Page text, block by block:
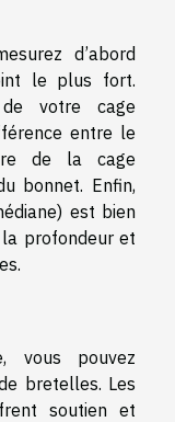
d’abord
le plus fort.
votre cage
entre le
de la cage
bonnet. Enfin,
est bien
la profondeur et
vous pouvez
bretelles. Les
soutien et